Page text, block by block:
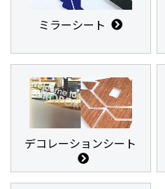
ミラーシート
デコレーションシート